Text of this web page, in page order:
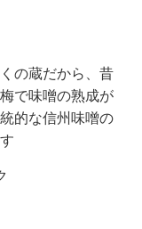
の蔵だから、昔
で味噌の熟成が
的な信州味噌の